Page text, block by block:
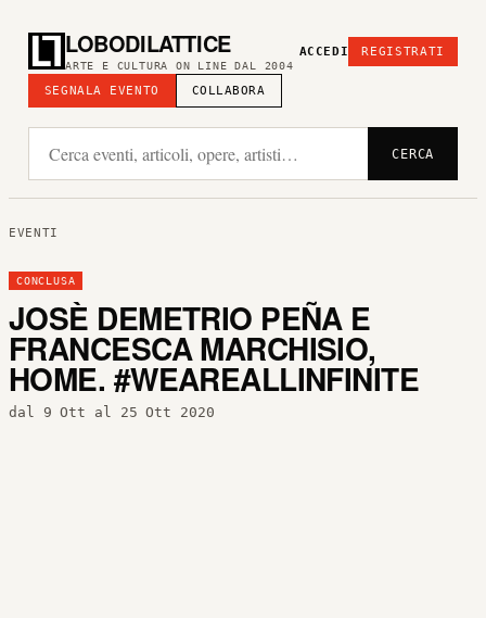
LOBODILATTICE
ARTE E CULTURA ON LINE DAL 2004
SEGNALA EVENTO COLLABORA
ACCEDI REGISTRATI
CERCA
EVENTI
CONCLUSA
JOSÈ DEMETRIO PEÑA E
FRANCESCA MARCHISIO,
HOME. #WEAREALLINFINITE
dal 9 Ott al 25 Ott 2020